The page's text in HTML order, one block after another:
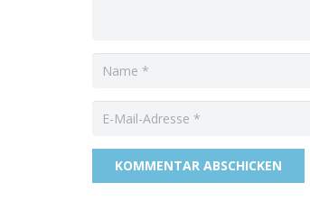
KOMMENTAR ABSCHICKEN